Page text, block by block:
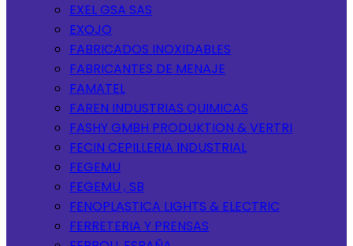
EXEL GSA SAS
EXOJO
FABRICADOS INOXIDABLES
FABRICANTES DE MENAJE
FAMATEL
FAREN INDUSTRIAS QUIMICAS
FASHY GMBH PRODUKTION & VERTRI
FECIN CEPILLERIA INDUSTRIAL
FEGEMU
FEGEMU , SB
FENOPLASTICA LIGHTS & ELECTRIC
FERRETERIA Y PRENSAS